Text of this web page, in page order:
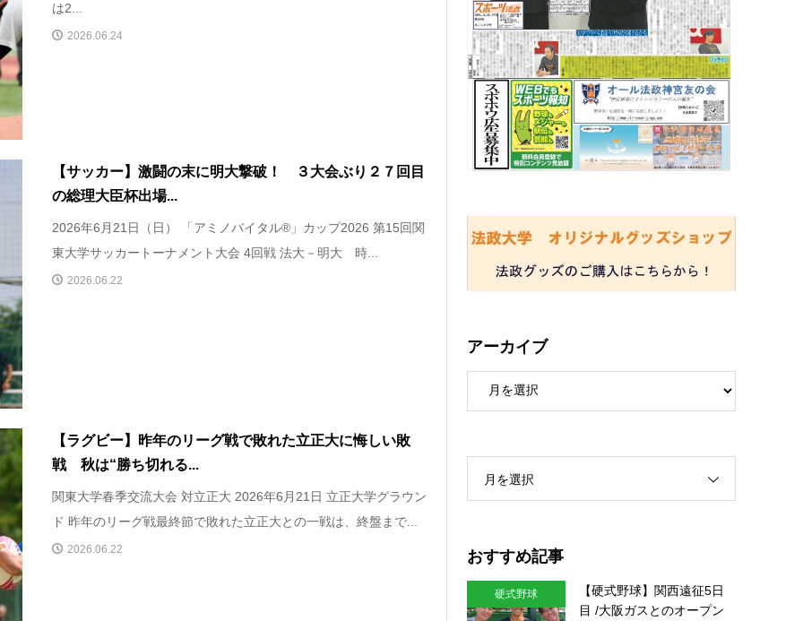
は2...
2026.06.24
【サッカー】激闘の末に明大撃破！ ３大会ぶり２７回目
の総理大臣杯出場...
2026年6月21日（日） 「アミノバイタル®」カップ2026 第15回関
東⼤学サッカートーナメント⼤会 4回戦 法大－明大 時...
2026.06.22
【ラグビー】昨年のリーグ戦で敗れた立正大に悔しい敗
戦 秋は“勝ち切れる...
関東大学春季交流大会 対立正大 2026年6月21日 立正大学グラウン
ド 昨年のリーグ戦最終節で敗れた立正大との一戦は、終盤まで...
2026.06.22
アーカイブ
月を選択
おすすめ記事
硬式野球
【硬式野球】関西遠征5日
目 /大阪ガスとのオープン